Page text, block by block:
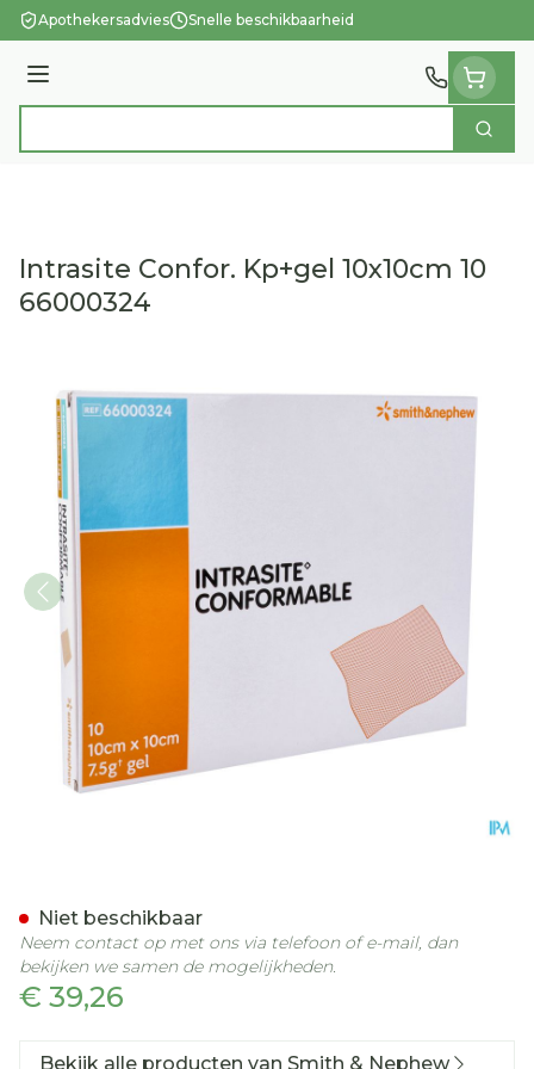
Ga naar de inhoud
Apothekersadvies Snelle beschikbaarheid
Menu
Zoek
Intrasite Confor. Kp+gel 10x10cm 10
66000324
€ 39,26
Niet beschikbaar
Neem contact op met ons via telefoon of e-mail, dan
bekijken we samen de mogelijkheden.
Bekijk alle producten van Smith & Nephew